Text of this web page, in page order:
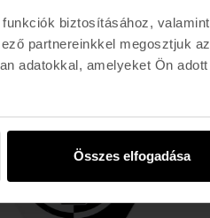
biztosításához, valamint
partnereinkkel megosztjuk
adatokkal, amelyeket Ön
Összes elfogadása